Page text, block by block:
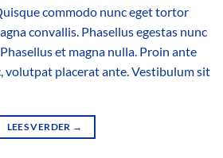
commodo nunc eget tortor
convallis. Phasellus egestas nunc
et magna nulla. Proin ante
volutpat placerat ante. Vestibulum sit
LEES VERDER →